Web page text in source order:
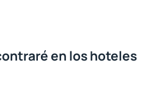
en los hoteles